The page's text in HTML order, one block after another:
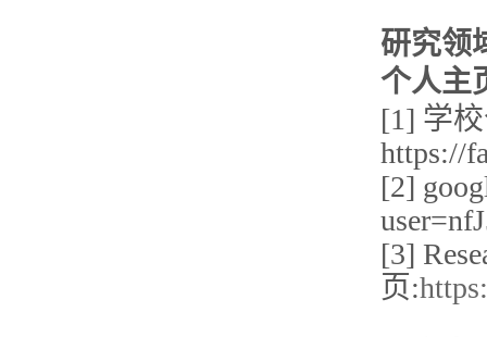
研究领
个人主
[1] 学
https://
[2]
[3]
页: